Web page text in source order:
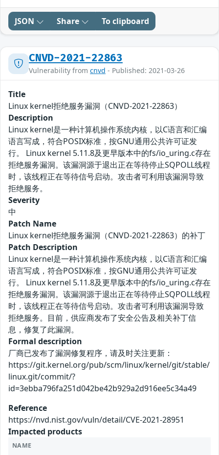
JSON Share To clipboard
CNVD-2021-22863
Vulnerability from cnvd - Published: 2021-03-26
Title
Linux kernel拒绝服务漏洞（CNVD-2021-22863）
Description
Linux kernel是一种计算机操作系统内核，以C语言和汇编
语言写成，符合POSIX标准，按GNU通用公共许可证发
行。 Linux kernel 5.11.8及更早版本中的fs/io_uring.c存在
拒绝服务漏洞。该漏洞源于退出正在等待停止SQPOLL线程
时，该线程正在等待信号启动。攻击者可利用该漏洞导致
拒绝服务。
Severity
中
Patch Name
Linux kernel拒绝服务漏洞（CNVD-2021-22863）的补丁
Patch Description
Linux kernel是一种计算机操作系统内核，以C语言和汇编
语言写成，符合POSIX标准，按GNU通用公共许可证发
行。 Linux kernel 5.11.8及更早版本中的fs/io_uring.c存在
拒绝服务漏洞。该漏洞源于退出正在等待停止SQPOLL线程
时，该线程正在等待信号启动。攻击者可利用该漏洞导致
拒绝服务。目前，供应商发布了安全公告及相关补丁信
息，修复了此漏洞。
Formal description
厂商已发布了漏洞修复程序，请及时关注更新：
https://git.kernel.org/pub/scm/linux/kernel/git/stable/
linux.git/commit/?
id=3ebba796fa251d042be42b929a2d916ee5c34a49
Reference
https://nvd.nist.gov/vuln/detail/CVE-2021-28951
Impacted products
NAME